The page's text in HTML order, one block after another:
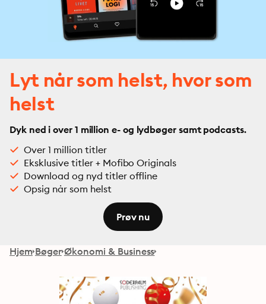
Lyt når som helst, hvor som
helst
Dyk ned i over 1 million e- og lydbøger samt podcasts.
Over 1 million titler
Eksklusive titler + Mofibo Originals
Download og nyd titler offline
Opsig når som helst
Prøv nu
Hjem Bøger Økonomi & Business